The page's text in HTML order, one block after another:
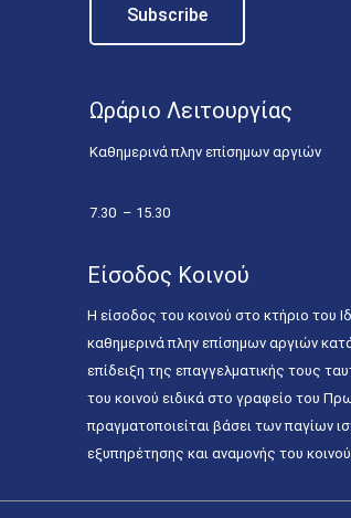
Ωράριο Λειτουργίας
Καθημερινά πλην επίσημων αργιών
7.30 – 15.30
Είσοδος Κοινού
Η είσοδος του κοινού στο κτήριο του
καθημερινά πλην επίσημων αργιών
επίδειξη της επαγγελματικής τους
του κοινού ειδικά στο γραφείο του
πραγματοποιείται βάσει των παγίων
εξυπηρέτησης και αναμονής του